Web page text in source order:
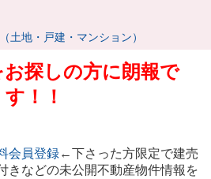
土地・戸建・マンション）
探しの方に朗報で
す！！
会員登録←下さった方限定で建売
きなどの未公開不動産物件情報を